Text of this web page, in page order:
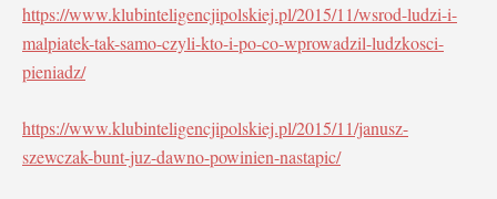
https://www.klubinteligencjipolskiej.pl/2015/11/wsrod-ludzi-i-
malpiatek-tak-samo-czyli-kto-i-po-co-wprowadzil-ludzkosci-
pieniadz/
https://www.klubinteligencjipolskiej.pl/2015/11/janusz-
szewczak-bunt-juz-dawno-powinien-nastapic/